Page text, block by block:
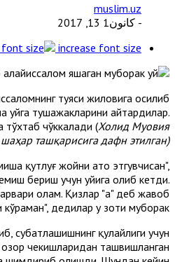
muslim.uz
- كانون1 13, 2017
increase font size
туяси жиловига осилиб
уйга тушажакларини айтардилар.
чўккалади (Холид Муовия
ташқарисига дафн этилган).
қутлуғ жойни ато этгувчисан",
бериш учун уйига олиб кетди.
олам. Қизлар "ҳа" деб жавоб
дедилар у зоти муборак.
суҳбатлашишнинг қулайлиги учун
чекишларидан ташвишланган